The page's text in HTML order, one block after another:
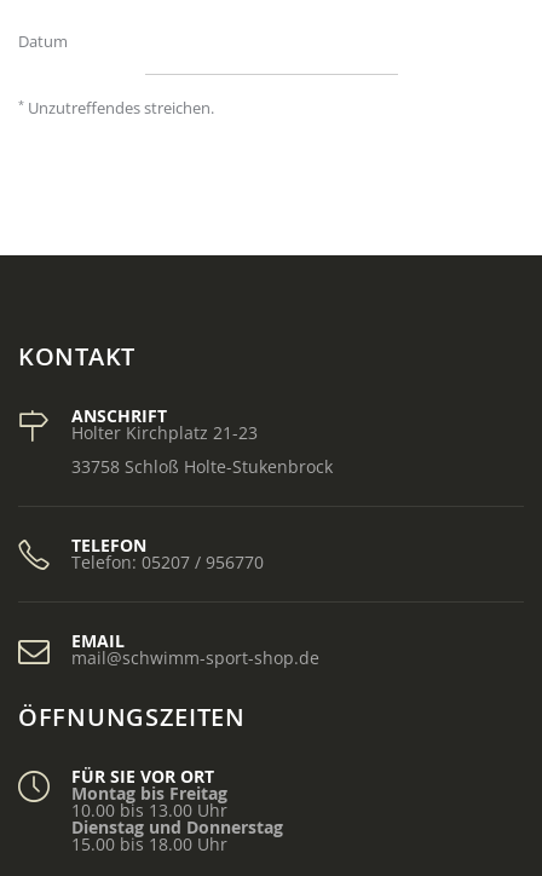
Datum
* Unzutreffendes streichen.
KONTAKT
ANSCHRIFT
Holter Kirchplatz 21-23
33758 Schloß Holte-Stukenbrock
TELEFON
Telefon: 05207 / 956770
EMAIL
mail@schwimm-sport-shop.de
ÖFFNUNGSZEITEN
FÜR SIE VOR ORT
Montag bis Freitag
10.00 bis 13.00 Uhr
Dienstag und Donnerstag
15.00 bis 18.00 Uhr